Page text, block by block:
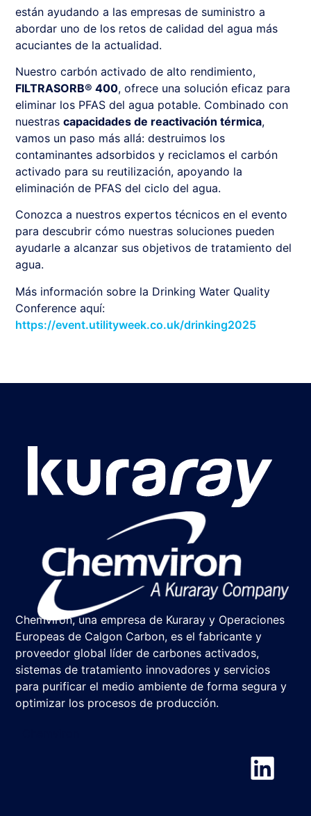
están ayudando a las empresas de suministro a
abordar uno de los retos de calidad del agua más
acuciantes de la actualidad.
Nuestro carbón activado de alto rendimiento,
FILTRASORB® 400, ofrece una solución eficaz para
eliminar los PFAS del agua potable. Combinado con
nuestrascapacidades de reactivación térmica,
vamos un paso más allá: destruimos los
contaminantes adsorbidos y reciclamos el carbón
activado para su reutilización, apoyando la
eliminación de PFAS del ciclo del agua.
Conozca a nuestros expertos técnicos en el evento
para descubrir cómo nuestras soluciones pueden
ayudarle a alcanzar sus objetivos de tratamiento del
agua.
Más información sobre la Drinking Water Quality
Conference aquí:
https://event.utilityweek.co.uk/drinking2025
Chemviron, una empresa de Kuraray y Operaciones
Europeas de Calgon Carbon, es el fabricante y
proveedor global líder de carbones activados,
sistemas de tratamiento innovadores y servicios
para purificar el medio ambiente de forma segura y
optimizar los procesos de producción.